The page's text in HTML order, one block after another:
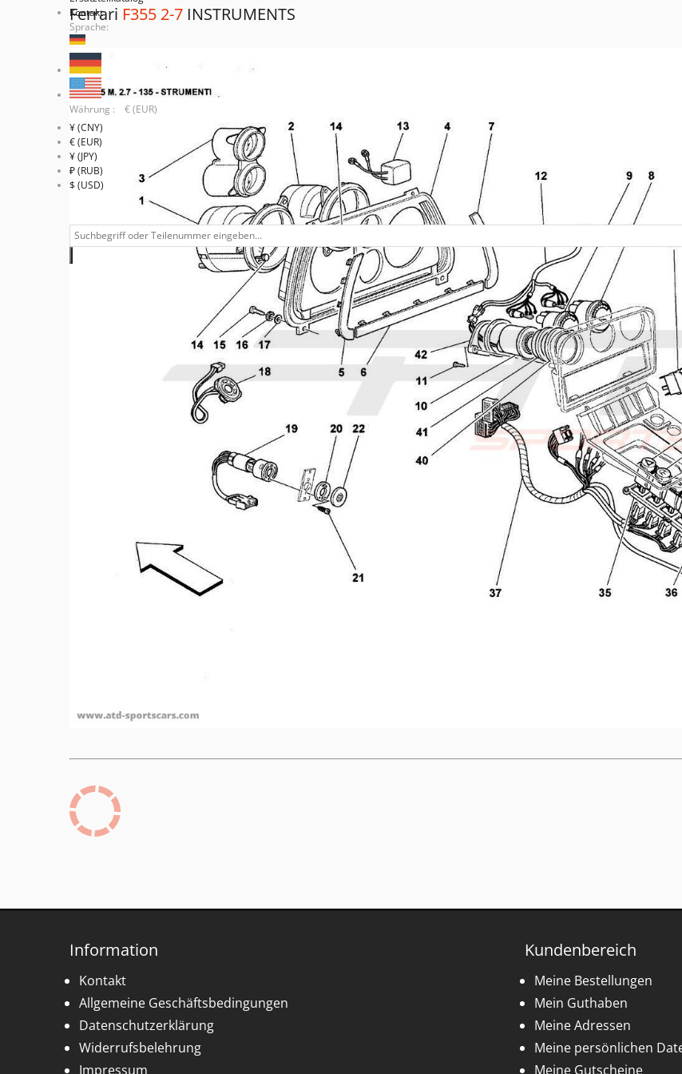
Kontakt
Sprache:
Währung : € (EUR)
¥ (CNY)
€ (EUR)
¥ (JPY)
₽ (RUB)
$ (USD)
Ferrari F355 2-7 INSTRUMENTS
Information
Kontakt
Allgemeine Geschäftsbedingungen
Datenschutzerklärung
Widerrufsbelehrung
Impressum
Kundenbereich
Meine Bestellungen
Mein Guthaben
Meine Adressen
Meine persönlichen
Meine Gutscheine